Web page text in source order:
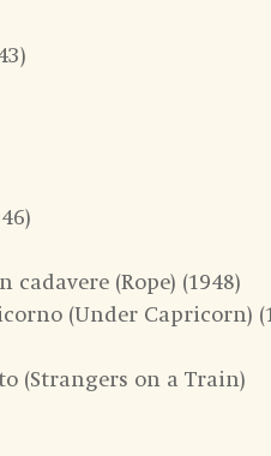
(Rope) (1948)
(Under Capricorn)
(Strangers on a Train)